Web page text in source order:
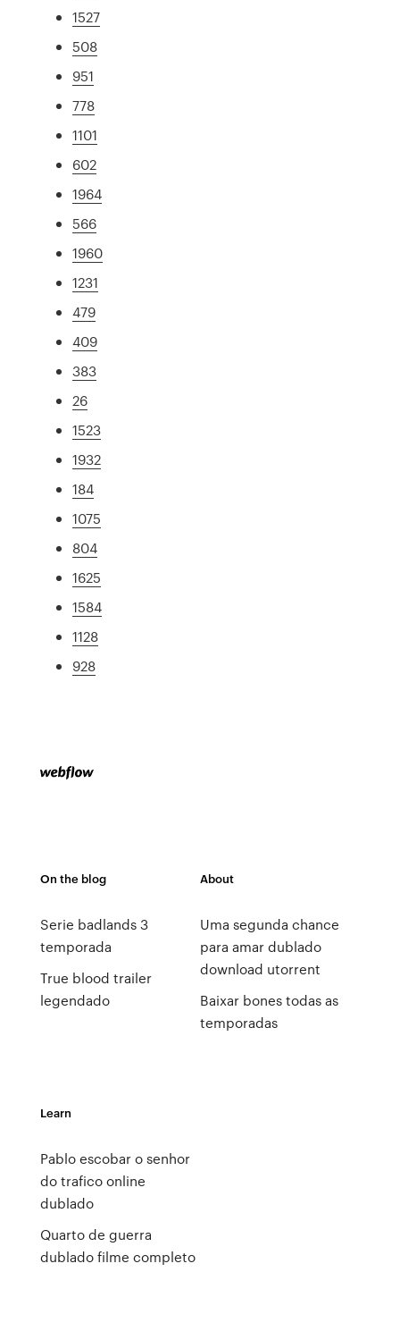
1527
508
951
778
1101
602
1964
566
1960
1231
479
409
383
26
1523
1932
184
1075
804
1625
1584
1128
928
On the blog
Serie badlands 3
temporada
True blood trailer
legendado
About
Uma segunda chance
para amar dublado
download utorrent
Baixar bones todas as
temporadas
Learn
Pablo escobar o senhor
do trafico online
dublado
Quarto de guerra
dublado filme completo